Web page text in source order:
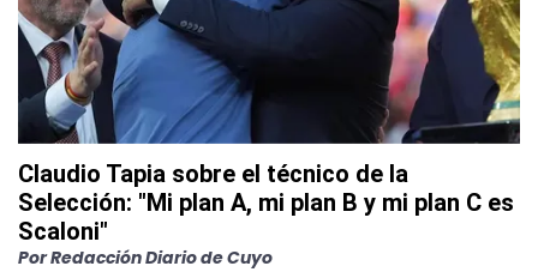
Claudio Tapia sobre el técnico de la
Selección: "Mi plan A, mi plan B y mi plan C es
Scaloni"
PorRedacción Diario de Cuyo